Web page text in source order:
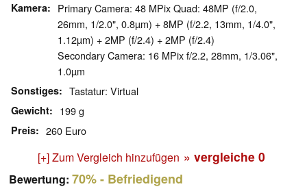
Kamera
Primary Camera: 48 MPix Quad: 48MP (f/2.0,
26mm, 1/2.0", 0.8µm) + 8MP (f/2.2, 13mm, 1/4.0",
1.12µm) + 2MP (f/2.4) + 2MP (f/2.4)
Secondary Camera: 16 MPix f/2.2, 28mm, 1/3.06",
1.0µm
Sonstiges Tastatur: Virtual
Gewicht 199 g
Preis 260 Euro
[+] Zum Vergleich hinzufügen » vergleiche 0
Bewertung: 70%- Befriedigend